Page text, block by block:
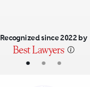
• • •
Recognized since 2022 by